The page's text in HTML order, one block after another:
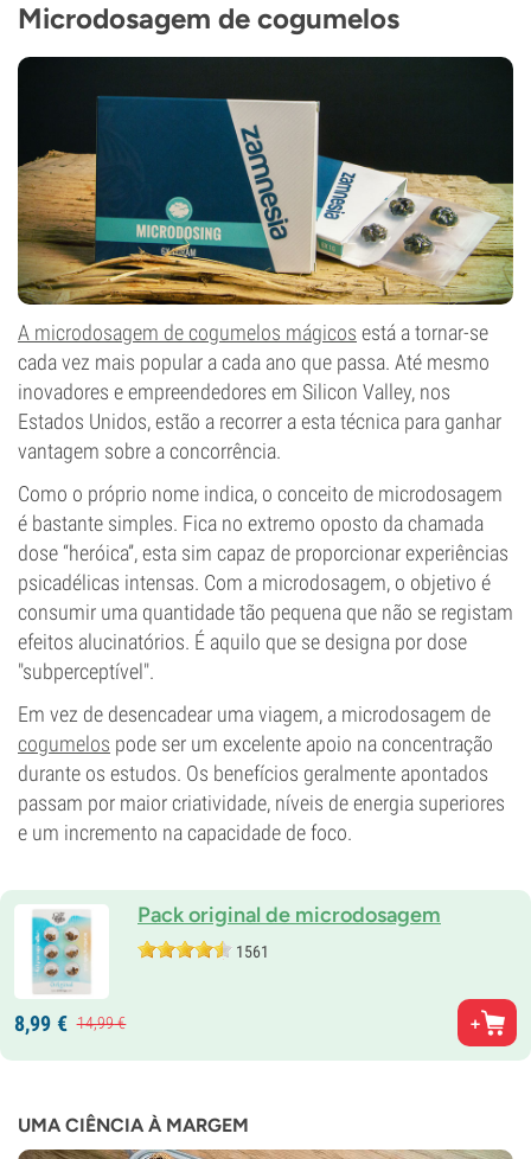
Microdosagem de cogumelos
A microdosagem de cogumelos mágicos está a tornar-se
cada vez mais popular a cada ano que passa. Até mesmo
inovadores e empreendedores em Silicon Valley, nos
Estados Unidos, estão a recorrer a esta técnica para ganhar
vantagem sobre a concorrência.
Como o próprio nome indica, o conceito de microdosagem
é bastante simples. Fica no extremo oposto da chamada
dose “heróica”, esta sim capaz de proporcionar experiências
psicadélicas intensas. Com a microdosagem, o objetivo é
consumir uma quantidade tão pequena que não se registam
efeitos alucinatórios. É aquilo que se designa por dose
"subperceptível".
Em vez de desencadear uma viagem, a microdosagem de
cogumelos pode ser um excelente apoio na concentração
durante os estudos. Os benefícios geralmente apontados
passam por maior criatividade, níveis de energia superiores
e um incremento na capacidade de foco.
Pack original de microdosagem
1561
8,99 € 14,99€
UMA CIÊNCIA À MARGEM